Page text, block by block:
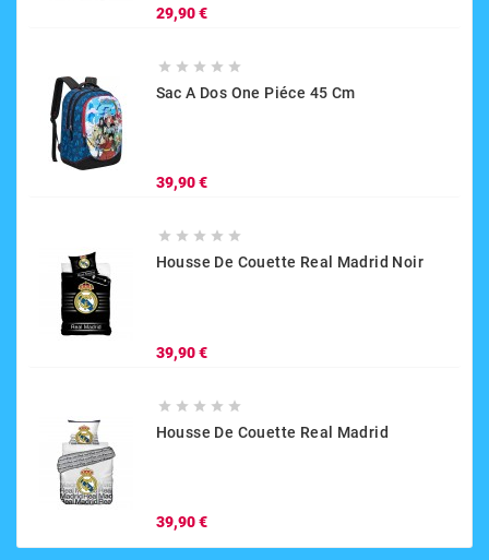
29,90 €Prix
    
Sac A Dos One Piéce 45 Cm
39,90 €Prix
    
Housse De Couette Real Madrid Noir
39,90 €Prix
    
Housse De Couette Real Madrid
39,90 €Prix